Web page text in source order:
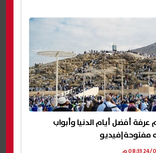
عرفة أفضل أيام الدنيا وأبواب
مفتوحة|فيديو